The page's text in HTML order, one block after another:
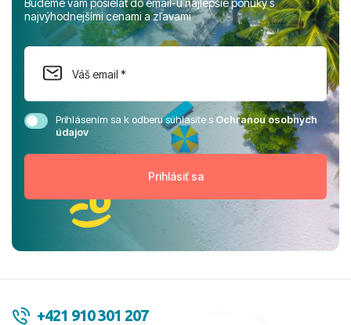
Budeme vám posielať do email-u najlepšie ponuky s
najvýhodnejšími cenami a zľavami
Prihlásením sa k odberu súhlasíte sOchranou osobných
údajov
+421 910 301 207